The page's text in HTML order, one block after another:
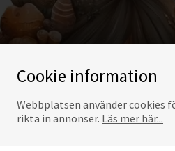
Cookie information
Webbplatsen använder
rikta in annonser. Läs mer här...